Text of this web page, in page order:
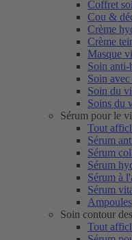
Coffret
Cou &
Crème
Crème
Masque
Soin anti-
Soin
Soin du
Soins du
Sérum pour le
Tout
Sérum
Sérum
Sérum
Sérum à
Sérum
Ampoules
Soin contour
Tout